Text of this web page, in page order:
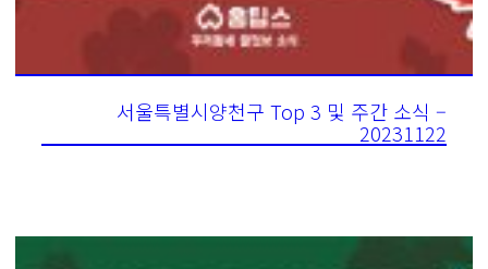
서울특별시양천구 Top 3 및 주간 소식 –
20231122